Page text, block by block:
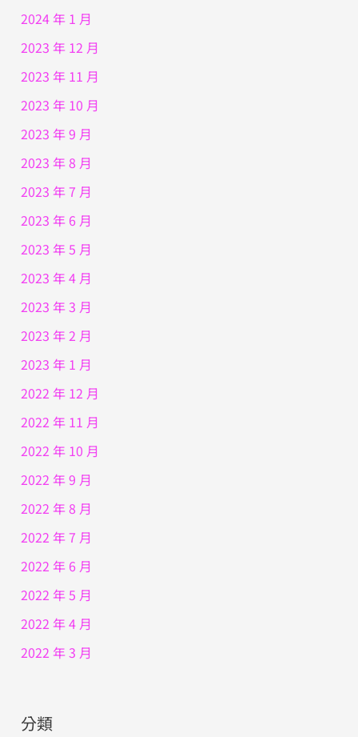
2024 年 1 月
2023 年 12 月
2023 年 11 月
2023 年 10 月
2023 年 9 月
2023 年 8 月
2023 年 7 月
2023 年 6 月
2023 年 5 月
2023 年 4 月
2023 年 3 月
2023 年 2 月
2023 年 1 月
2022 年 12 月
2022 年 11 月
2022 年 10 月
2022 年 9 月
2022 年 8 月
2022 年 7 月
2022 年 6 月
2022 年 5 月
2022 年 4 月
2022 年 3 月
分類